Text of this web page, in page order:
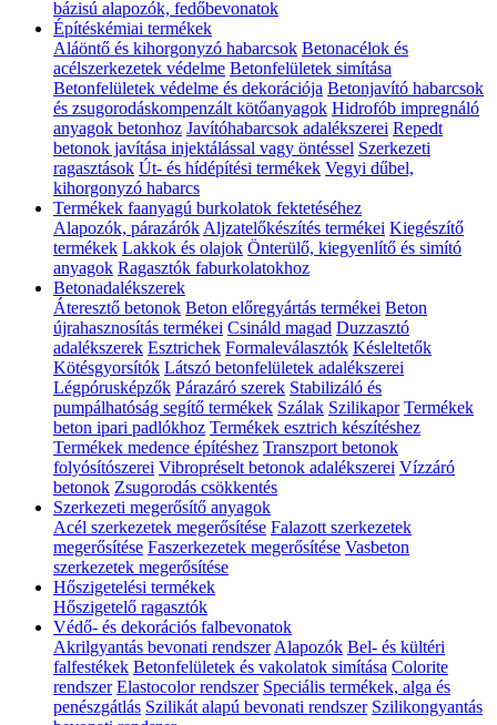
bázisú alapozók, fedőbevonatok
Építéskémiai termékek
Aláöntő és kihorgonyzó habarcsok Betonacélok és
acélszerkezetek védelme Betonfelületek simítása
Betonfelületek védelme és dekorációja Betonjavító habarcsok
és zsugorodáskompenzált kötőanyagok Hidrofób impregnáló
anyagok betonhoz Javítóhabarcsok adalékszerei Repedt
betonok javítása injektálással vagy öntéssel Szerkezeti
ragasztások Út- és hídépítési termékek Vegyi dűbel,
kihorgonyzó habarcs
Termékek faanyagú burkolatok fektetéséhez
Alapozók, párazárók Aljzatelőkészítés termékei Kiegészítő
termékek Lakkok és olajok Önterülő, kiegyenlítő és simító
anyagok Ragasztók faburkolatokhoz
Betonadalékszerek
Áteresztő betonok Beton előregyártás termékei Beton
újrahasznosítás termékei Csináld magad Duzzasztó
adalékszerek Esztrichek Formaleválasztók Késleltetők
Kötésgyorsítók Látszó betonfelületek adalékszerei
Légpórusképzők Párazáró szerek Stabilizáló és
pumpálhatóság segítő termékek Szálak Szilikapor Termékek
beton ipari padlókhoz Termékek esztrich készítéshez
Termékek medence építéshez Transzport betonok
folyósítószerei Vibropréselt betonok adalékszerei Vízzáró
betonok Zsugorodás csökkentés
Szerkezeti megerősítő anyagok
Acél szerkezetek megerősítése Falazott szerkezetek
megerősítése Faszerkezetek megerősítése Vasbeton
szerkezetek megerősítése
Hőszigetelési termékek
Hőszigetelő ragasztók
Védő- és dekorációs falbevonatok
Akrilgyantás bevonati rendszer Alapozók Bel- és kültéri
falfestékek Betonfelületek és vakolatok simítása Colorite
rendszer Elastocolor rendszer Speciális termékek, alga és
penészgátlás Szilikát alapú bevonati rendszer Szilikongyantás